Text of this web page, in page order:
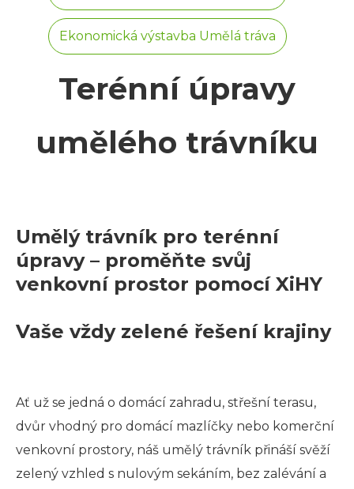
Ekonomická výstavba Umělá tráva
Terénní úpravy
umělého trávníku
Umělý trávník pro terénní
úpravy – proměňte svůj
venkovní prostor pomocí XiHY
Vaše vždy zelené řešení krajiny
Ať už se jedná o domácí zahradu, střešní terasu,
dvůr vhodný pro domácí mazlíčky nebo komerční
venkovní prostory, náš umělý trávník přináší svěží
zelený vzhled s nulovým sekáním, bez zalévání a